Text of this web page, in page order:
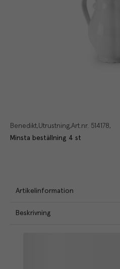
Benedikt Utrustning Art.nr. 514178
Minsta beställning 4 st
Artikelinformation
Beskrivning